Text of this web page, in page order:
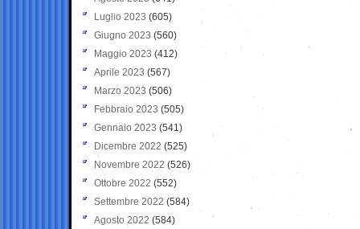
Luglio 2023 (605)
Giugno 2023 (560)
Maggio 2023 (412)
Aprile 2023 (567)
Marzo 2023 (506)
Febbraio 2023 (505)
Gennaio 2023 (541)
Dicembre 2022 (525)
Novembre 2022 (526)
Ottobre 2022 (552)
Settembre 2022 (584)
Agosto 2022 (584)